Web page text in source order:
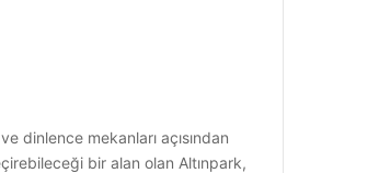
dinlence mekanları açısından
bir alan olan Altınpark,